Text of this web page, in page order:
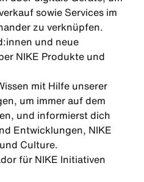
sowie Services im
zu verknüpfen.
und neue
NIKE Produkte und
mit Hilfe unserer
um immer auf dem
und informierst dich
Entwicklungen, NIKE
Culture.
für NIKE Initiativen